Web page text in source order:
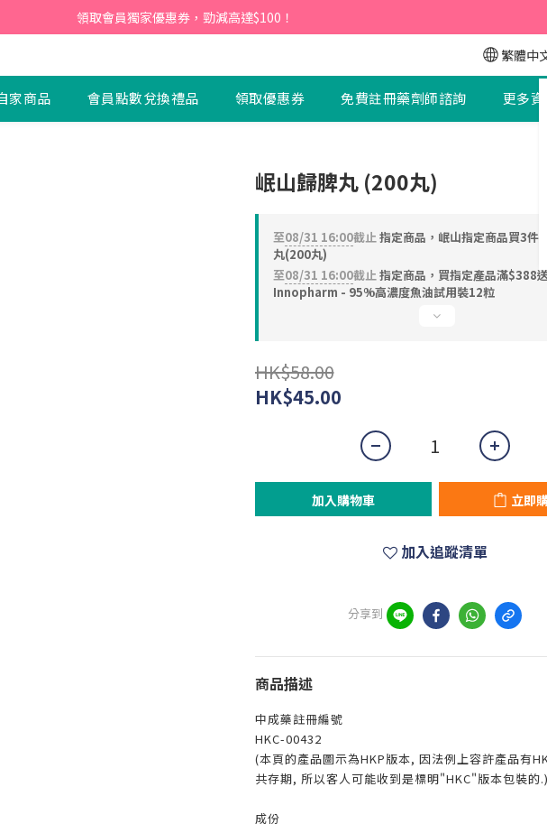
】即日起至2026月12月31日，首次下單輸入優惠碼「NEW95」即可享95折
領取會員獨家優惠券，勁減高達$100！
繁體中
家商品 會員點數兌換禮品 領取優惠券 免費註冊藥劑師諮詢 更多資
岷山歸脾丸 (200丸)
至08/31 16:00截止指定商品，岷山指定商品買3件送
丸(200丸)
至08/31 16:00截止指定商品，買指定產品滿$388
Innopharm - 95%高濃度魚油試用裝12粒
HK$58.00
HK$45.00
加入購物車 立即
加入追蹤清單
分享到
商品描述
中成藥註冊編號
HKC-00432
(本頁的產品圖示為HKP版本, 因法例上容許產品有
共存期, 所以客人可能收到是標明"HKC"版本包裝的.)
成份